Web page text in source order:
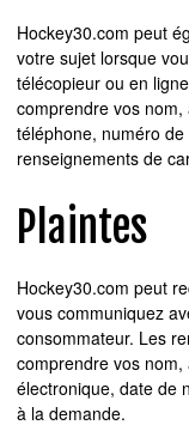
Hockey30.com peut
votre sujet lorsque
télécopieur ou en
comprendre vos nom,
téléphone, numéro
renseignements de
Plaintes
Hockey30.com peut
vous communiquez
consommateur. Les
comprendre vos
électronique, date de
à la demande.